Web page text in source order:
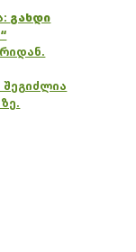
გახდი